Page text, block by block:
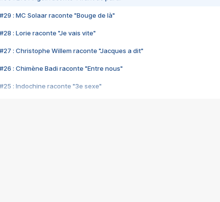
#29 : MC Solaar raconte "Bouge de là"
#28 : Lorie raconte "Je vais vite"
#27 : Christophe Willem raconte "Jacques a dit"
#26 : Chimène Badi raconte "Entre nous"
#25 : Indochine raconte "3e sexe"